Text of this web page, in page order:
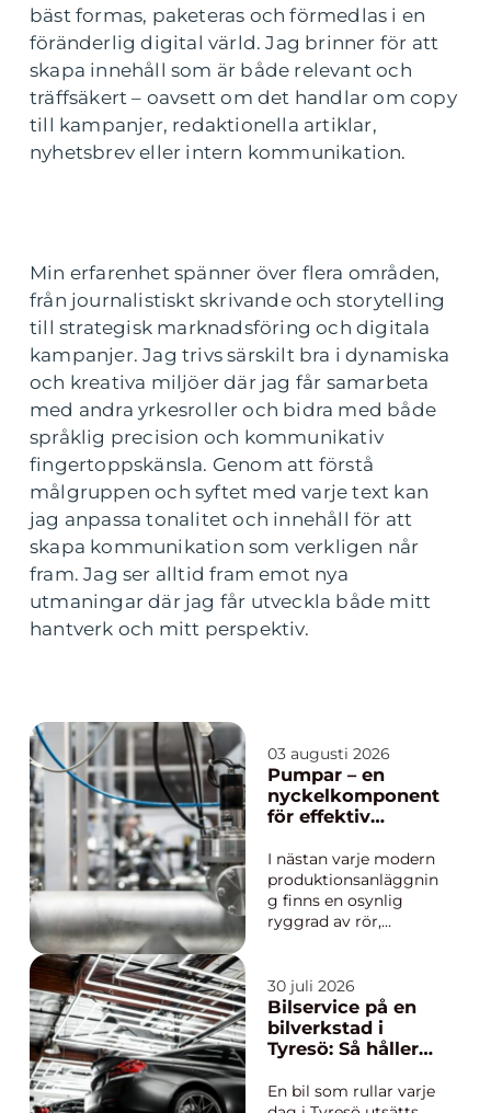
bäst formas, paketeras och förmedlas i en
föränderlig digital värld. Jag brinner för att
skapa innehåll som är både relevant och
träffsäkert – oavsett om det handlar om copy
till kampanjer, redaktionella artiklar,
nyhetsbrev eller intern kommunikation.
Min erfarenhet spänner över flera områden,
från journalistiskt skrivande och storytelling
till strategisk marknadsföring och digitala
kampanjer. Jag trivs särskilt bra i dynamiska
och kreativa miljöer där jag får samarbeta
med andra yrkesroller och bidra med både
språklig precision och kommunikativ
fingertoppskänsla. Genom att förstå
målgruppen och syftet med varje text kan
jag anpassa tonalitet och innehåll för att
skapa kommunikation som verkligen når
fram. Jag ser alltid fram emot nya
utmaningar där jag får utveckla både mitt
hantverk och mitt perspektiv.
03 augusti 2026
Pumpar – en
nyckelkomponent
för effektiv
hantering
I nästan varje modern
produktionsanläggnin
g finns en osynlig
ryggrad av rör,
gång. De flyttar
kemikalier, vatten,
olja, färg, livsmedel
och slam, ofta dygnet
30 juli 2026
Bilservice på en
bilverkstad i
Tyresö: Så håller
trygg och värd
En bil som rullar varje